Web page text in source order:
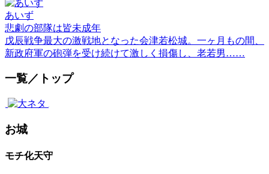
あいず
悲劇の部隊は皆未成年
戊辰戦争最大の激戦地となった会津若松城。一ヶ月もの間、
新政府軍の砲弾を受け続けて激しく損傷し、老若男……
一覧／トップ
お城
モチ化天守